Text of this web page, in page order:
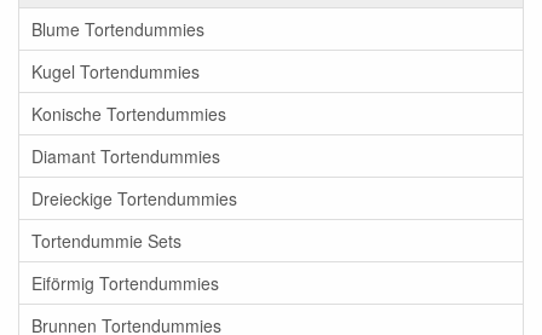
Blume Tortendummies
Kugel Tortendummies
Konische Tortendummies
Diamant Tortendummies
Dreieckige Tortendummies
Tortendummie Sets
Eiförmig Tortendummies
Brunnen Tortendummies